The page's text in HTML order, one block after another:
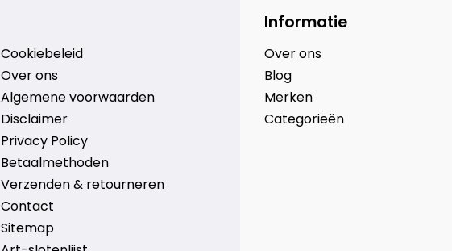
Cookiebeleid
Over ons
Algemene voorwaarden
Disclaimer
Privacy Policy
Betaalmethoden
Verzenden & retourneren
Contact
Sitemap
Informatie
Over ons
Blog
Merken
Categorieën